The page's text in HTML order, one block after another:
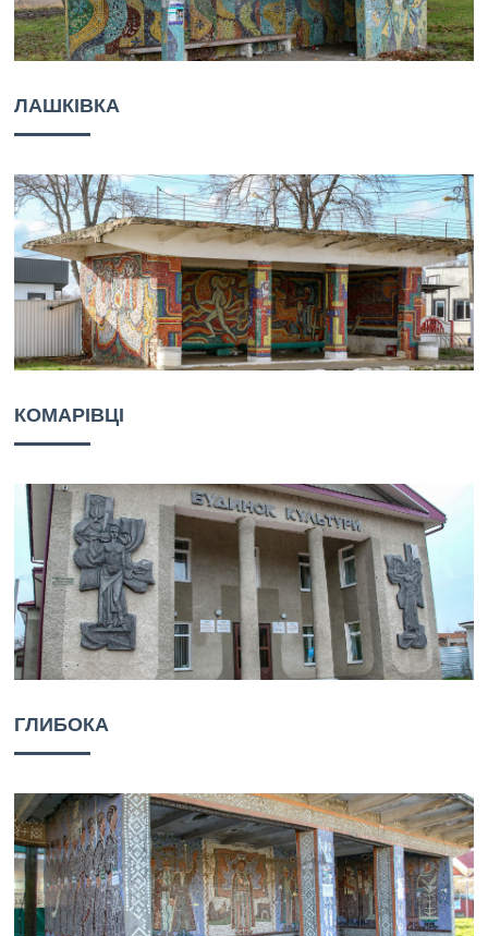
ЛАШКІВКА
КОМАРІВЦІ
ГЛИБОКА